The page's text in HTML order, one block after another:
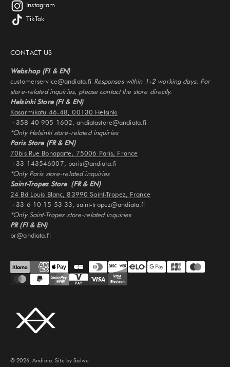
Instagram
TikTok
CONTACT US
Webshop (FI & EN)
customerservice@andiata.fi Responses within 1-2 working days. For
store-related inquiries, please contact the store directly.
Helsinki Store (FI & EN)
Kasarmikatu 46-48, 00130 Helsinki
+358 40 905 1602, andiatastore@andiata.fi
*Only Helsinki store-related inquiries
Paris Store (FR & EN)
70bis Rue Bonaparte, 75006 Paris, France
+33 143546007, paris@andiata.fi
*Only Paris store-related inquiries
Saint-Tropez Store (FR & EN)
24 Bd Louis Blanc, 83990 Saint-Tropez, France
+33 6 10 15 53 33, saint-tropez@andiata.fi
*Only Saint-Tropez store-related inquiries
PR (FI & EN)
pr@andiata.fi
© 2026, Andiata.Site by Solwe